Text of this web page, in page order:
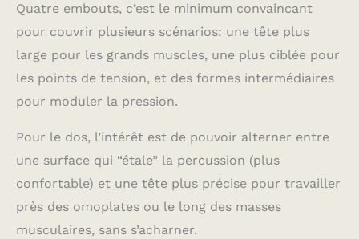
Quatre embouts, c’est le minimum convaincant
pour couvrir plusieurs scénarios: une tête plus
large pour les grands muscles, une plus ciblée pour
les points de tension, et des formes intermédiaires
pour moduler la pression.
Pour le dos, l’intérêt est de pouvoir alterner entre
une surface qui “étale” la percussion (plus
confortable) et une tête plus précise pour travailler
près des omoplates ou le long des masses
musculaires, sans s’acharner.